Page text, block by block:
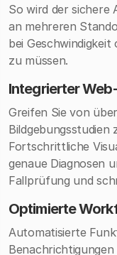
So wird der sichere
an mehreren
bei
zu müssen.
Integrierter
Greifen Sie von
Bildgebungsstudien
Fortschrittliche
genaue Diagnosen
Fallprüfung und
Optimierte
Automatisierte